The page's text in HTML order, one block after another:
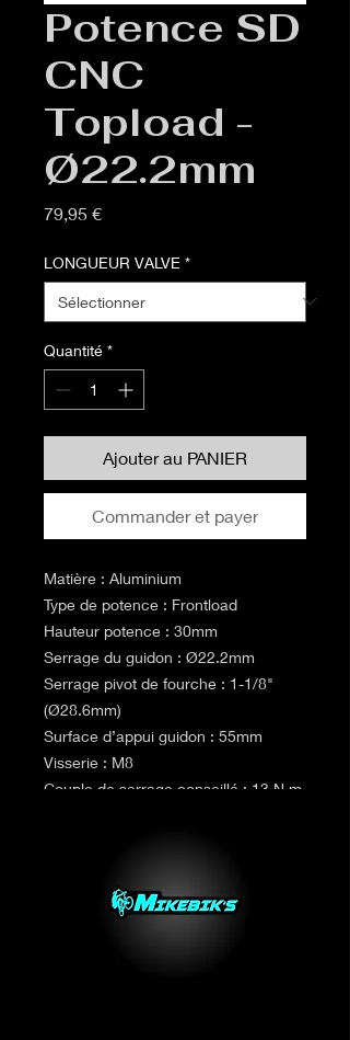
Potence SD
CNC
Topload -
Ø22.2mm
79,95 €Prix
LONGUEUR VALVE *
Quantité *
Ajouter au PANIER
Commander et payer
Matière : Aluminium
Type de potence : Frontload
Hauteur potence : 30mm
Serrage du guidon : Ø22.2mm
Serrage pivot de fourche : 1-1/8"
(Ø28.6mm)
Surface d’appui guidon : 55mm
Visserie : M8
Couple de serrage conseillé : 13 N.m